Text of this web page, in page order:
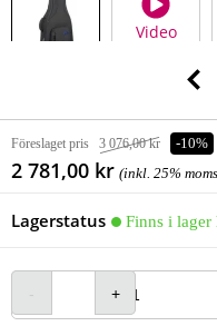
Video
Föreslaget pris 3 076,00 kr -10%
2 781,00 kr (inkl. 25%
Lagerstatus Finns i lager